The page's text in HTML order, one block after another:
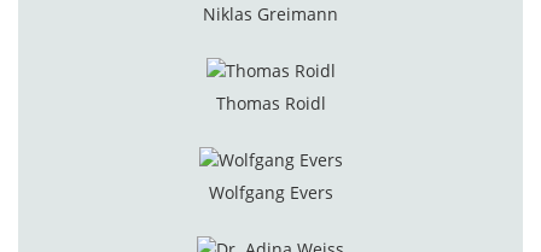
Niklas Greimann
Thomas Roidl
Wolfgang Evers